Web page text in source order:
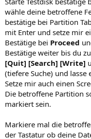
wähle deine betroffene
bestätige bei Partition
mit Enter und setze mir
Bestätige bei Proceed
Bestätige weiter bis du
[Quit] [Search] [Write]
(tiefere Suche) und lasse
Setze mir auch einen
Die betroffene Partition
markiert sein.
Markiere mal die
der Tastatur ob deine